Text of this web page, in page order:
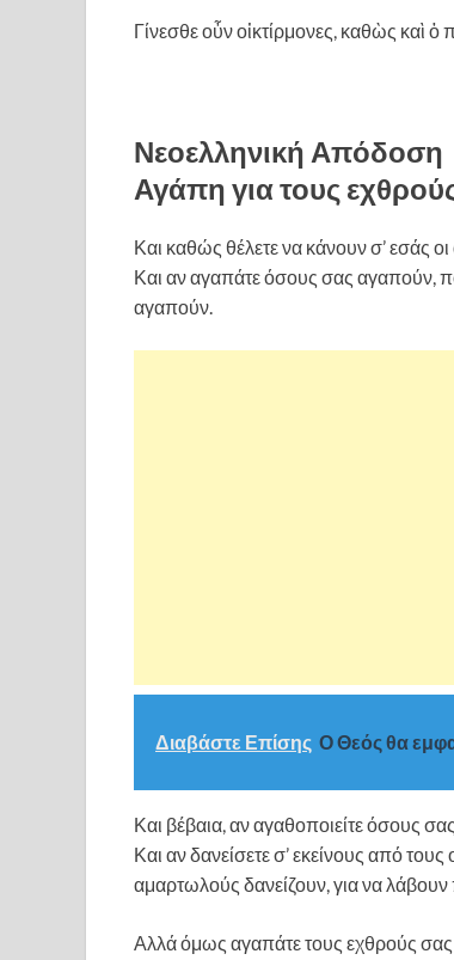
Γίνεσθε οὖν οἰκτίρμονες, καθὼς καὶ ὁ
Νεοελληνική Απόδοση
Αγάπη για τους
Και καθώς θέλετε να κάνουν σ’ εσάς
Και αν αγαπάτε όσους σας αγαπούν,
αγαπούν.
Διαβάστε Επίσης Ο Θεός θα
Και βέβαια, αν αγαθοποιείτε όσους
Και αν δανείσετε σ’ εκείνους από
αμαρτωλούς δανείζουν, για να λάβουν
Αλλά όμως αγαπάτε τους εχθρούς σας